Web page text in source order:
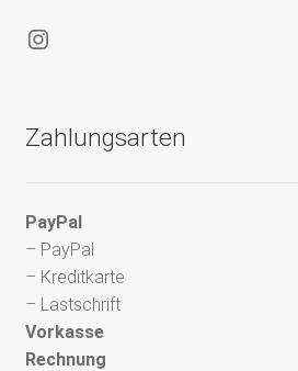
Instagram
Zahlungsarten
PayPal
– PayPal
– Kreditkarte
– Lastschrift
Vorkasse
Rechnung